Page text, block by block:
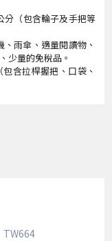
分（包含輪子及手把等
雨傘、適量閱讀物、
少量的免稅品。
含拉桿握把、口袋、
TW664